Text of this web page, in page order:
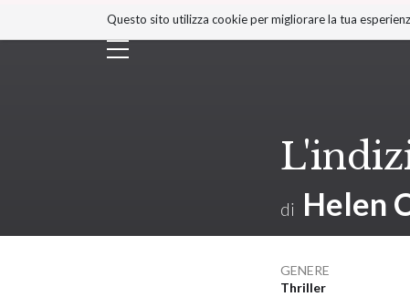
ai
contenuti.
|
Questo sito utilizza cookie per migliorare la tua
di Helen
GENERE
Thriller